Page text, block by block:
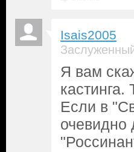
Isais2005
Я вам
кастинга.
Если в
очевидно